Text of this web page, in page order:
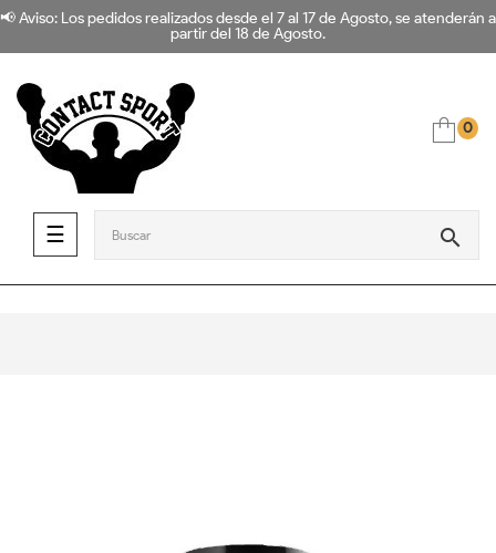
📢 Aviso: Los pedidos realizados desde el 7 al 17 de Agosto, se atenderán a
partir del 18 de Agosto.
search
0
Navegación de palanca
☰